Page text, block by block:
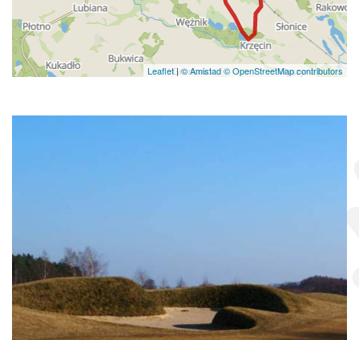
Leaflet|© Amistad© OpenStreetMap contributors